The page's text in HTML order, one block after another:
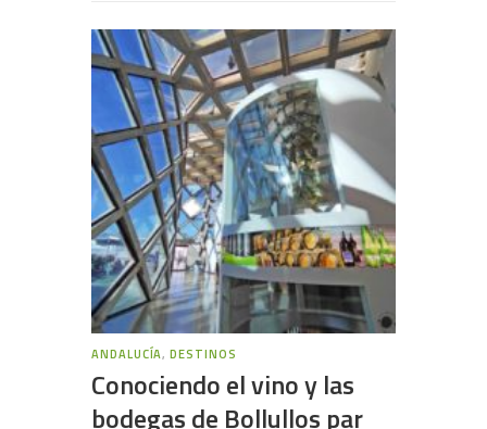
ANDALUCÍA,DESTINOS
Conociendo el vino y las
bodegas de Bollullos par